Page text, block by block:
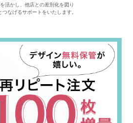
活かし、他店との差別化を図り
つなげるサポートをいたします。